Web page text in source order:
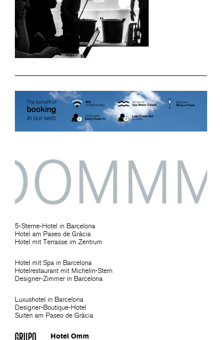
5-Sterne-Hotel in Barcelona
Hotel am Paseo de Gràcia
Hotel mit Terrasse im Zentrum
Hotel mit Spa in Barcelona
Hotelrestaurant mit Michelin-Stern
Designer-Zimmer in Barcelona
Luxushotel in Barcelona
Designer-Boutique-Hotel
Suiten am Paseo de Gràcia
Hotel Omm